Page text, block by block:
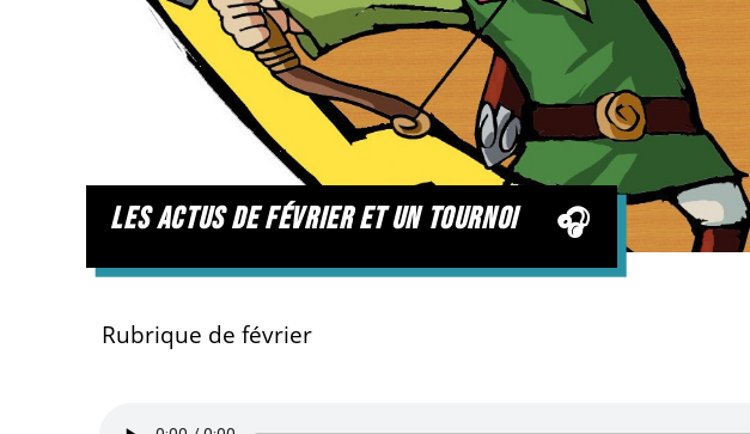
les actus de février et un tournoi
Rubrique de février